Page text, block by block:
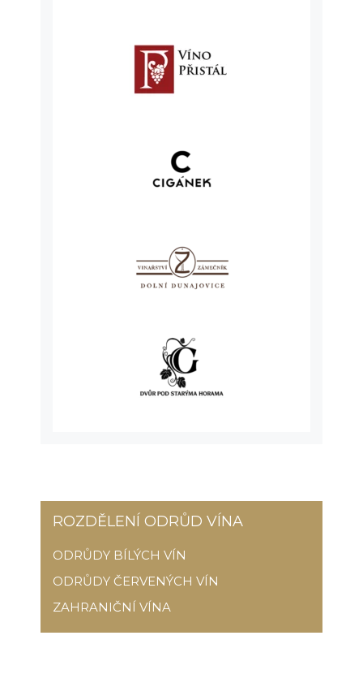
ROZDĚLENÍ ODRŮD VÍNA
ODRŮDY BÍLÝCH VÍN
ODRŮDY ČERVENÝCH VÍN
ZAHRANIČNÍ VÍNA